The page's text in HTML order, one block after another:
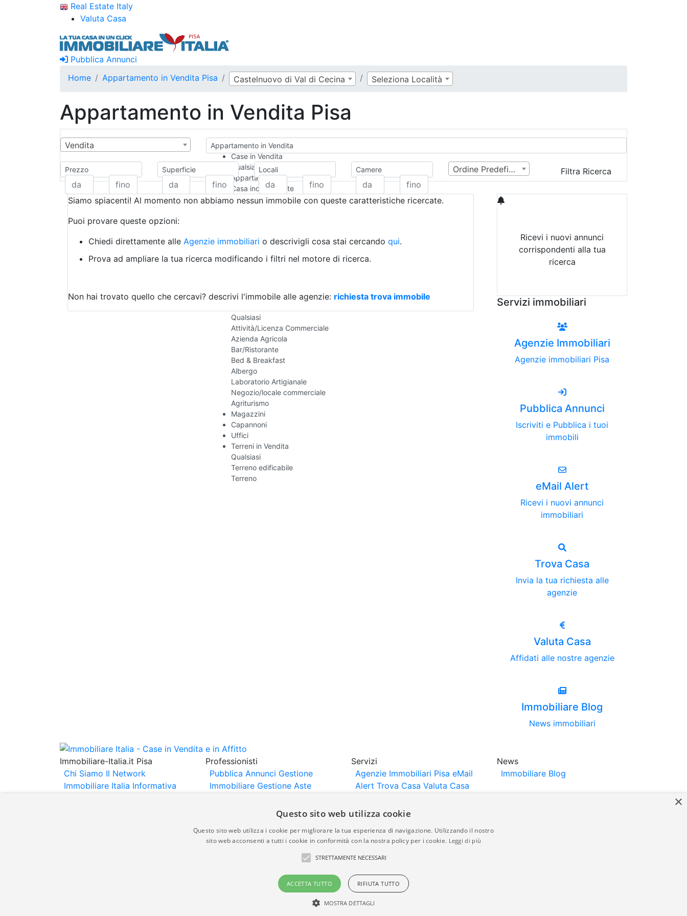
Real Estate Italy
Valuta Casa
Pubblica Annunci
Home
Appartamento in Vendita Pisa Castelnuovo di Val di Cecina Seleziona Località
Appartamento in Vendita Pisa
Vendita
Appartamento in Vendita
Case in Vendita
Qualsiasi
Appartamento
Casa indipendente
Casa Semi-indipendente
Rustico/Casale
Camera d'Albergo
Box/Garage
Qualsiasi
Attività/Licenza Commerciale
Azienda Agricola
Bar/Ristorante
Bed & Breakfast
Albergo
Laboratorio Artigianale
Negozio/locale commerciale
Agriturismo
Magazzini
Capannoni
Uffici
Terreni in Vendita
Qualsiasi
Terreno edificabile
Terreno
Prezzo Superficie Locali Camere Ordine Predefinito Filtra Ricerca
Siamo spiacenti! Al momento non abbiamo nessun immobile con queste caratteristiche ricercate.
Puoi provare queste opzioni:
Chiedi direttamente alle Agenzie immobiliari o descrivigli cosa stai cercando qui.
Prova ad ampliare la tua ricerca modificando i filtri nel motore di ricerca.
Non hai trovato quello che cercavi? descrivi l'immobile alle agenzie: richiesta trova immobile
Ricevi i nuovi annunci
corrispondenti alla tua
ricerca
Servizi immobiliari
Agenzie Immobiliari
Agenzie immobiliari Pisa
Pubblica Annunci
Iscriviti e Pubblica i tuoi
immobili
eMail Alert
Ricevi i nuovi annunci
immobiliari
Trova Casa
Invia la tua richiesta alle
agenzie
Valuta Casa
Affidati alle nostre agenzie
Immobiliare Blog
News immobiliari
Immobiliare-Italia.it Pisa
Chi Siamo Il Network
Immobiliare Italia Informativa
Professionisti
Pubblica Annunci Gestione
Immobiliare Gestione Aste
Importazione
Servizi
Agenzie Immobiliari Pisa eMail
Alert Trova Casa Valuta Casa
News
Immobiliare Blog
Gli annunci immobiliari presenti su immobiliare-italia.it vengono pubblicati da agenzie immobiliari e costruttori. La pubblicazione degli annunci
italia.it quindi non è responsabile della veridicità, della correttezza, della completezza, della normativa in materia di privacy e/o di alcun altro
×
Questo sito web utilizza cookie
Questo sito web utilizza i cookie per migliorare la tua esperienza di navigazione. Utilizzando il nostro
sito web acconsenti a tutti i cookie in conformità con la nostra policy per i cookie. Leggi di più
STRETTAMENTE NECESSARI
ACCETTA TUTTO RIFIUTA TUTTO
MOSTRA DETTAGLI